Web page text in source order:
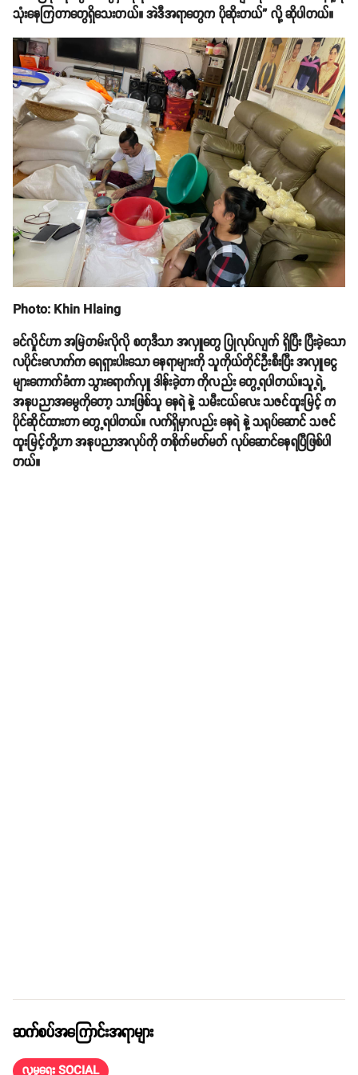
သုံးနေကြတာတွေရှိသေးတယ်။ အဲဒီအရာတွေက ပိုဆိုးတယ်” လို့ ဆိုပါတယ်။
Photo: Khin Hlaing
ခင်လှိုင်ဟာ အမြဲတမ်းလိုလို စတုဒီသာ အလှူတွေ ပြုလုပ်လျက် ရှိပြီး ပြီးခဲ့သော
လပိုင်းလောက်က ရေရှားပါးသော နေရာများကို သူကိုယ်တိုင်ဦးစီးပြီး အလှူငွေ
များကောက်ခံကာ သွားရောက်လှူ ဒါန်းခဲ့တာ ကိုလည်း တွေ့ရပါတယ်။သူ့ရဲ့
အနုပညာအမွေကိုတော့ သားဖြစ်သူ နေရဲ နဲ့ သမီးငယ်လေး သဇင်ထူးမြင့် က
ပိုင်ဆိုင်ထားတာ တွေ့ရပါတယ်။ လက်ရှိမှာလည်း နေရဲ နဲ့ သရုပ်ဆောင် သဇင်
ထူးမြင့်တို့ဟာ အနုပညာအလုပ်ကို တစိုက်မတ်မတ် လုပ်ဆောင်နေရပြီဖြစ်ပါ
တယ်။
ဆက်စပ်အကြောင်းအရာများ
လူမှုရေး SOCIAL